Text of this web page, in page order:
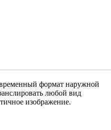
формат наружной
любой вид
изображение.